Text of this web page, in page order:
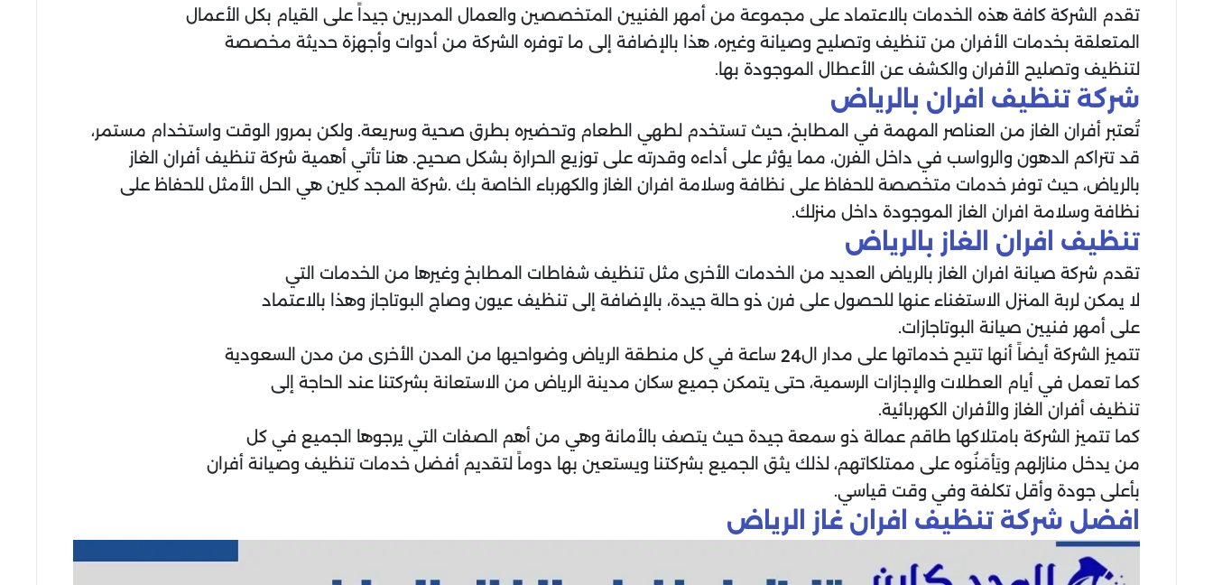
تقدم الشركة كافة هذه الخدمات بالاعتماد على مجموعة من أمهر الفنيين المتخصصين والعمال المدربين جيداً على القيام بكل الأعمال
المتعلقة بخدمات الأفران من تنظيف وتصليح وصيانة وغيره، هذا بالإضافة إلى ما توفره الشركة من أدوات وأجهزة حديثة مخصصة
لتنظيف وتصليح الأفران والكشف عن الأعطال الموجودة بها.
شركة تنظيف افران بالرياض
تُعتبر أفران الغاز من العناصر المهمة في المطابخ، حيث تستخدم لطهي الطعام وتحضيره بطرق صحية وسريعة. ولكن بمرور الوقت واستخدام مستمر،
قد تتراكم الدهون والرواسب في داخل الفرن، مما يؤثر على أداءه وقدرته على توزيع الحرارة بشكل صحيح. هنا تأتي أهمية شركة تنظيف أفران الغاز
بالرياض، حيث توفر خدمات متخصصة للحفاظ على نظافة وسلامة افران الغاز والكهرباء الخاصة بك .شركة المجد كلين هي الحل الأمثل للحفاظ على
نظافة وسلامة افران الغاز الموجودة داخل منزلك.
تنظيف افران الغاز بالرياض
تقدم شركة صيانة افران الغاز بالرياض العديد من الخدمات الأخرى مثل تنظيف شفاطات المطابخ وغيرها من الخدمات التي
لا يمكن لربة المنزل الاستغناء عنها للحصول على فرن ذو حالة جيدة، بالإضافة إلى تنظيف عيون وصاج البوتاجاز وهذا بالاعتماد
على أمهر فنيين صيانة البوتاجازات.
تتميز الشركة أيضاً أنها تتيح خدماتها على مدار ال24 ساعة في كل منطقة الرياض وضواحيها من المدن الأخرى من مدن السعودية
كما تعمل في أيام العطلات والإجازات الرسمية، حتى يتمكن جميع سكان مدينة الرياض من الاستعانة بشركتنا عند الحاجة إلى
تنظيف أفران الغاز والأفران الكهربائية.
كما تتميز الشركة بامتلاكها طاقم عمالة ذو سمعة جيدة حيث يتصف بالأمانة وهي من أهم الصفات التي يرجوها الجميع في كل
من يدخل منازلهم ويَأمَنُوه على ممتلكاتهم، لذلك يثق الجميع بشركتنا ويستعين بها دوماً لتقديم أفضل خدمات تنظيف وصيانة أفران
بأعلى جودة وأقل تكلفة وفي وقت قياسي.
افضل شركة تنظيف افران غاز الرياض